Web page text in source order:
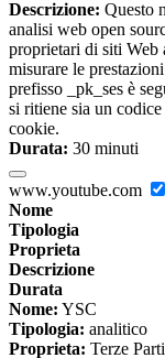
Descrizione: Questo
analisi web open
proprietari di siti Web
misurare le
prefisso _pk_ses è
si ritiene sia un
cookie.
Durata: 30 minuti
www.youtube.com
Nome
Tipologia
Proprieta
Descrizione
Durata
Nome: YSC
Tipologia: analitico
Proprieta: Terze Parti